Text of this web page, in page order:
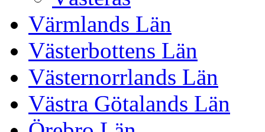
Värmlands Län
Västerbottens Län
Västernorrlands Län
Västra Götalands Län